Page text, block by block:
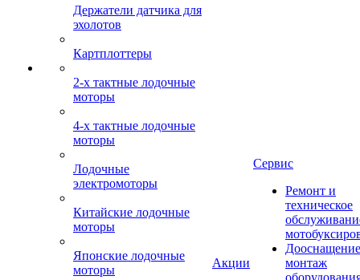
Держатели датчика для
эхолотов
Картплоттеры
2-х тактные лодочные
моторы
4-х тактные лодочные
моторы
Лодочные
электромоторы
Китайские лодочные
моторы
Японские лодочные
моторы
Акции
Сервис
Ремонт и
техническое
монтаж